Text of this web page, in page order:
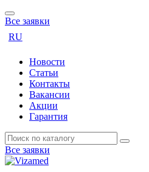
Все заявки
RU
Новости
Статьи
Контакты
Вакансии
Акции
Гарантия
Все заявки